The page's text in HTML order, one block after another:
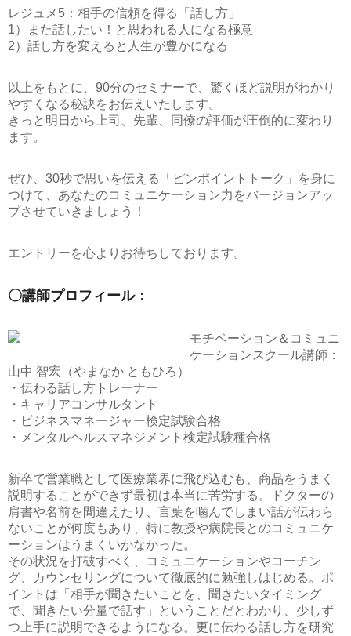
レジュメ5：相手の信頼を得る「話し方」
1）また話したい！と思われる人になる極意
2）話し方を変えると人生が豊かになる
以上をもとに、90分のセミナーで、驚くほど説明がわかり
やすくなる秘訣をお伝えいたします。
きっと明日から上司、先輩、同僚の評価が圧倒的に変わり
ます。
ぜひ、30秒で思いを伝える「ピンポイントトーク」を身に
つけて、あなたのコミュニケーション力をバージョンアッ
プさせていきましょう！
エントリーを心よりお待ちしております。
〇講師プロフィール：
モチベーション＆コミュニ
ケーションスクール講師：
山中 智宏（やまなか ともひろ）
・伝わる話し方トレーナー
・キャリアコンサルタント
・ビジネスマネージャー検定試験合格
・メンタルヘルスマネジメント検定試験種合格
新卒で営業職として医療業界に飛び込むも、商品をうまく
説明することができず最初は本当に苦労する。ドクターの
肩書や名前を間違えたり、言葉を噛んでしまい話が伝わら
ないことが何度もあり、特に教授や病院長とのコミュニケ
ーションはうまくいかなかった。
その状況を打破すべく、コミュニケーションやコーチン
グ、カウンセリングについて徹底的に勉強しはじめる。ポ
イントは「相手が聞きたいことを、聞きたいタイミング
で、聞きたい分量で話す」ということだとわかり、少しず
つ上手に説明できるようになる。更に伝わる話し方を研究